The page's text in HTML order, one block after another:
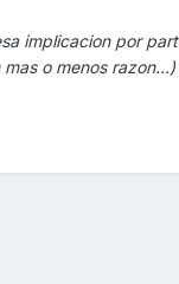
implicacion por
o menos